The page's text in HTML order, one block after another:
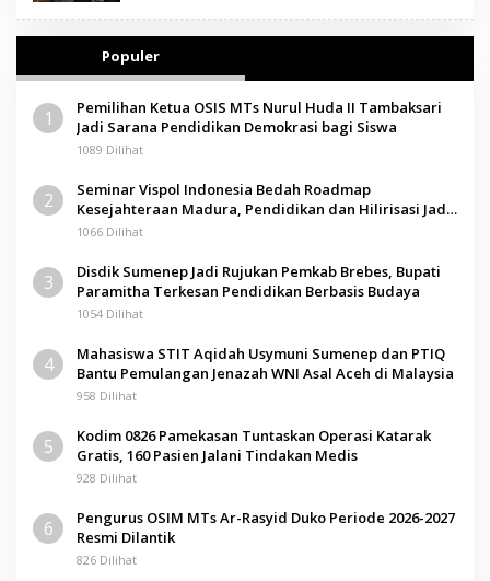
Populer
1
Pemilihan Ketua OSIS MTs Nurul Huda II Tambaksari
Jadi Sarana Pendidikan Demokrasi bagi Siswa
1089 Dilihat
2
Seminar Vispol Indonesia Bedah Roadmap
Kesejahteraan Madura, Pendidikan dan Hilirisasi Jadi
Kunci
1066 Dilihat
3
Disdik Sumenep Jadi Rujukan Pemkab Brebes, Bupati
Paramitha Terkesan Pendidikan Berbasis Budaya
1054 Dilihat
4
Mahasiswa STIT Aqidah Usymuni Sumenep dan PTIQ
Bantu Pemulangan Jenazah WNI Asal Aceh di Malaysia
958 Dilihat
5
Kodim 0826 Pamekasan Tuntaskan Operasi Katarak
Gratis, 160 Pasien Jalani Tindakan Medis
928 Dilihat
6
Pengurus OSIM MTs Ar-Rasyid Duko Periode 2026-2027
Resmi Dilantik
826 Dilihat